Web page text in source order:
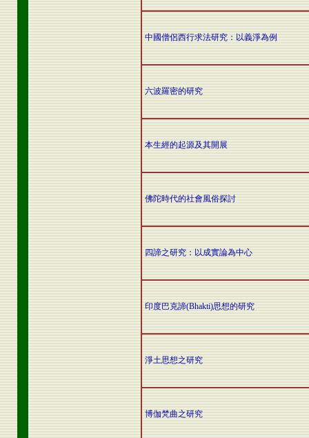
中國僧侶西行求法研究：以義淨為例
六波羅密的研究
本生經的起源及其開展
佛陀時代的社會風俗探討
四諦之研究：以成實論為中心
印度巴克諦(Bhakti)思想的研究
淨土思想之研究
博伽梵曲之研究